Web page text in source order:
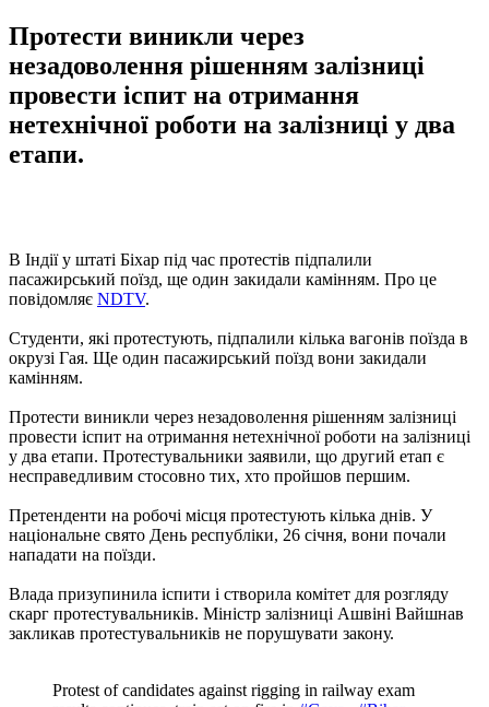
Протести виникли через
незадоволення рішенням залізниці
провести іспит на отримання
нетехнічної роботи на залізниці у два
етапи.
В Індії у штаті Біхар під час протестів підпалили
пасажирський поїзд, ще один закидали камінням. Про це
повідомляє NDTV.
Студенти, які протестують, підпалили кілька вагонів поїзда в
окрузі Гая. Ще один пасажирський поїзд вони закидали
камінням.
Протести виникли через незадоволення рішенням залізниці
провести іспит на отримання нетехнічної роботи на залізниці
у два етапи. Протестувальники заявили, що другий етап є
несправедливим стосовно тих, хто пройшов першим.
Претенденти на робочі місця протестують кілька днів. У
національне свято День республіки, 26 січня, вони почали
нападати на поїзди.
Влада призупинила іспити і створила комітет для розгляду
скарг протестувальників. Міністр залізниці Ашвіні Вайшнав
закликав протестувальників не порушувати закону.
Protest of candidates against rigging in railway exam